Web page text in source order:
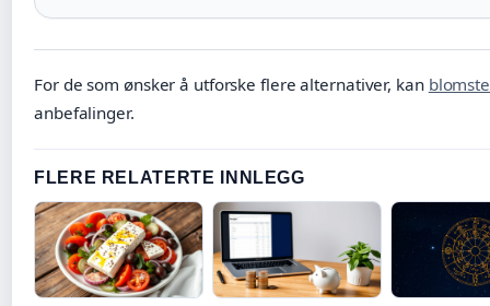
For de som ønsker å utforske flere alternativer, kan
anbefalinger.
FLERE RELATERTE INNLEGG